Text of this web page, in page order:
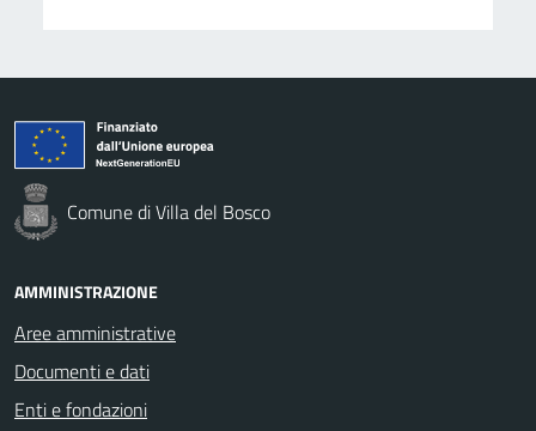
Comune di Villa del Bosco
AMMINISTRAZIONE
Aree amministrative
Documenti e dati
Enti e fondazioni